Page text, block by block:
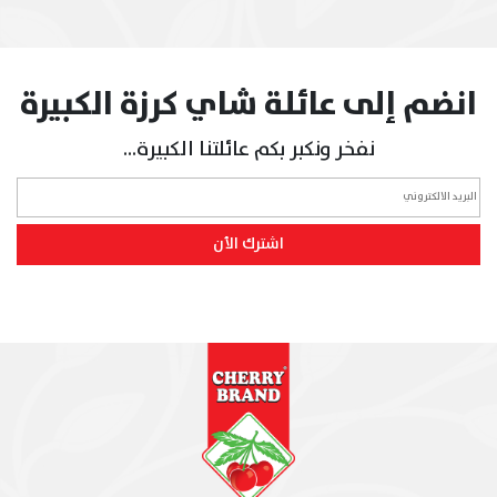
انضم إلى عائلة شاي كرزة الكبيرة
نفخر ونكبر بكم عائلتنا الكبيرة...
اشترك الأن